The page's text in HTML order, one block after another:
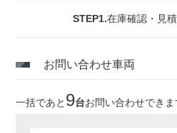
STEP1.在庫確認・見
お問い合わせ車両
一括であと 9台お問い合わせできま